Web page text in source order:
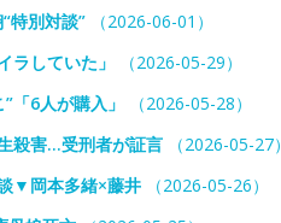
特別対談” （2026-06-01）
していた」
（2026-05-29）
6人が購入」
（2026-05-28）
殺害…受刑者が証言 （2026-05-27）
▼岡本多緒×藤井 （2026-05-26）